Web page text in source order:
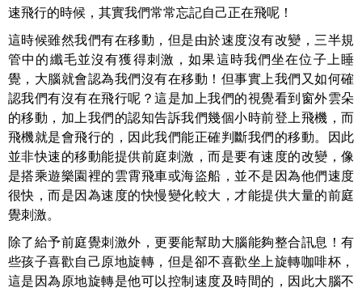
速飛行的時候，其實我們常常忘記自己正在飛呢！
這時候雖然我們有在移動，但是由於速度沒有改變，三半規
管中的纖毛並沒有獲得刺激，如果這時我們坐在位子上睡
覺，大腦就會認為我們沒有在移動！但事實上我們又如何確
認我們有沒有在飛行呢？這是加上我們的視覺看到窗外雲朵
的移動，加上我們的認知告訴我們幾個小時前登上飛機，而
飛機就是會飛行的，因此我們能正確判斷我們的移動。因此
並非快速的移動能提供前庭刺激，而是要有速度的改變，像
是搭乘遊樂園裡的雲霄飛車或海盜船，並不是因為他們速度
很快，而是因為速度的快慢變化較大，才能提供大量的前庭
覺刺激。
除了給予前庭覺刺激外，更要能幫助大腦能夠整合訊息！有
些孩子喜歡自己原地旋轉，但是卻不喜歡坐上旋轉咖啡杯，
這是因為原地旋轉是他可以控制速度及時間的，因此大腦不